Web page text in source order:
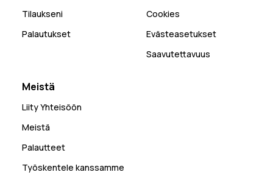
Tilaukseni
Palautukset
Cookies
Evästeasetukset
Saavutettavuus
Meistä
Liity Yhteisöön
Meistä
Palautteet
Työskentele kanssamme